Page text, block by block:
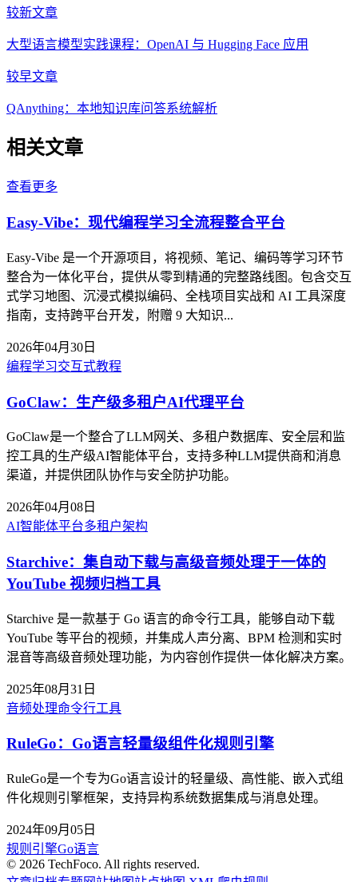
较新文章
大型语言模型实践课程：OpenAI 与 Hugging Face 应用
较早文章
QAnything：本地知识库问答系统解析
相关文章
查看更多
Easy-Vibe：现代编程学习全流程整合平台
Easy-Vibe 是一个开源项目，将视频、笔记、编码等学习环节
整合为一体化平台，提供从零到精通的完整路线图。包含交互
式学习地图、沉浸式模拟编码、全栈项目实战和 AI 工具深度
指南，支持跨平台开发，附赠 9 大知识...
2026年04月30日
编程学习交互式教程
GoClaw：生产级多租户AI代理平台
GoClaw是一个整合了LLM网关、多租户数据库、安全层和监
控工具的生产级AI智能体平台，支持多种LLM提供商和消息
渠道，并提供团队协作与安全防护功能。
2026年04月08日
AI智能体平台多租户架构
Starchive：集自动下载与高级音频处理于一体的
YouTube 视频归档工具
Starchive 是一款基于 Go 语言的命令行工具，能够自动下载
YouTube 等平台的视频，并集成人声分离、BPM 检测和实时
混音等高级音频处理功能，为内容创作提供一体化解决方案。
2025年08月31日
音频处理命令行工具
RuleGo：Go语言轻量级组件化规则引擎
RuleGo是一个专为Go语言设计的轻量级、高性能、嵌入式组
件化规则引擎框架，支持异构系统数据集成与消息处理。
2024年09月05日
规则引擎Go语言
© 2026 TechFoco. All rights reserved.